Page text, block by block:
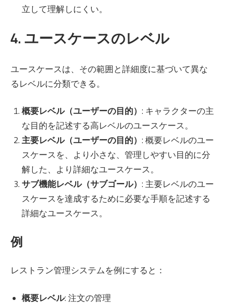
立して理解しにくい。
4. ユースケースのレベル
ユースケースは、その範囲と詳細度に基づいて異な
るレベルに分類できる。
概要レベル（ユーザーの目的） : キャラクターの主
な目的を記述する高レベルのユースケース。
主要レベル（ユーザーの目的） : 概要レベルのユー
スケースを、より小さな、管理しやすい目的に分
解した、より詳細なユースケース。
サブ機能レベル（サブゴール） : 主要レベルのユー
スケースを達成するために必要な手順を記述する
詳細なユースケース。
例
レストラン管理システムを例にすると：
概要レベル: 注文の管理